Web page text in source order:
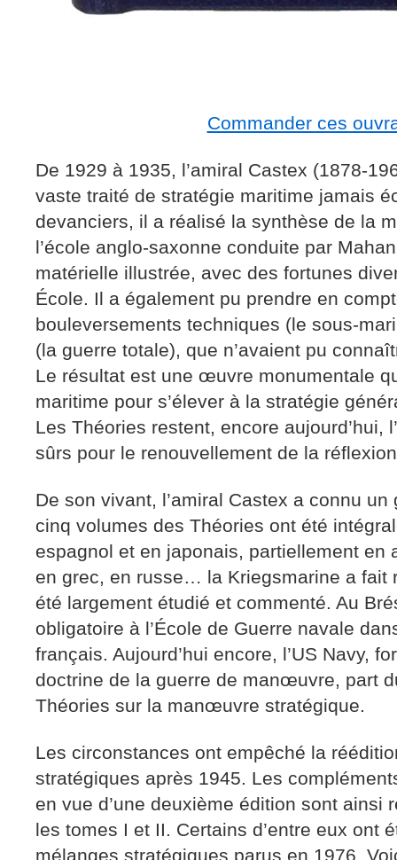
Commander ces
De 1929 à 1935, l’amiral Castex (1878-
vaste traité de stratégie maritime jamais
devanciers, il a réalisé la synthèse de la
l’école anglo-saxonne conduite par
matérielle illustrée, avec des fortunes
École. Il a également pu prendre en
bouleversements techniques (le sous-
(la guerre totale), que n’avaient pu
Le résultat est une œuvre monumentale
maritime pour s’élever à la stratégie
Les Théories restent, encore aujourd’hui,
sûrs pour le renouvellement de la
De son vivant, l’amiral Castex a connu
cinq volumes des Théories ont été
espagnol et en japonais, partiellement en
en grec, en russe… la Kriegsmarine a fait
été largement étudié et commenté. Au
obligatoire à l’École de Guerre navale
français. Aujourd’hui encore, l’US Navy,
doctrine de la guerre de manœuvre, part
Théories sur la manœuvre stratégique.
Les circonstances ont empêché la
stratégiques après 1945. Les
en vue d’une deuxième édition sont ainsi
les tomes I et II. Certains d’entre eux ont
mélanges stratégiques parus en 1976.